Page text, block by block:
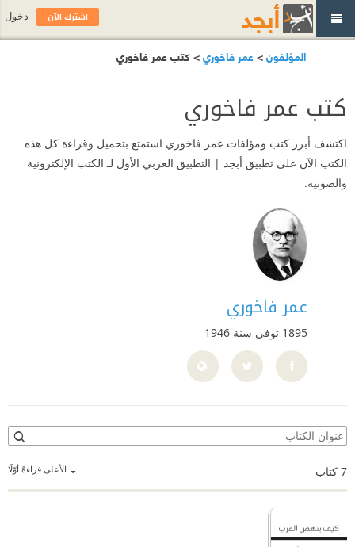
المؤلفون>عمر فاخوري> كتب عمر فاخوري
كتب عمر فاخوري
اكتشف أبرز كتب ومؤلفات عمر فاخوري استمتع بتحميل وقراءة كل هذه
الكتب الآن على تطبيق أبجد | التطبيق العربي الأول لـ الكتب الإلكترونية
والصوتية.
عمر فاخوري
1895 توفي سنة 1946
الأعلى قراءةً أوّلًا 7 كتاب
اشترك الآن دخول